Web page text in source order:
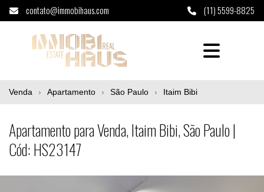
contato@immobihaus.com (11) 5599-8825
Apartamento para Venda, Itaim Bibi, São
Venda Apartamento São Paulo Itaim Bibi
Apartamento para Venda, Itaim Bibi, São Paulo |
Cód: HS23147